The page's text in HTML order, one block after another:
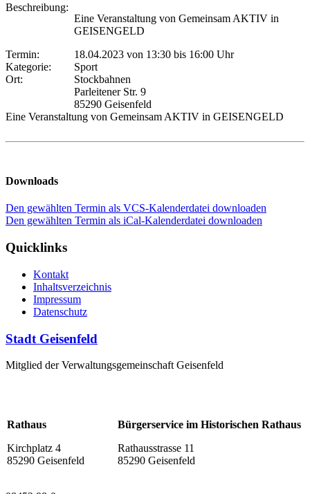
Beschreibung:
Eine Veranstaltung von Gemeinsam AKTIV in
GEISENGELD
Termin:
18.04.2023 von 13:30 bis 16:00 Uhr
Kategorie:
Sport
Ort:
Stockbahnen
Parleitener Str. 9
85290 Geisenfeld
Eine Veranstaltung von Gemeinsam AKTIV in GEISENGELD
Downloads
Den gewählten Termin als VCS-Kalenderdatei downloaden
Den gewählten Termin als iCal-Kalenderdatei downloaden
Quicklinks
Kontakt
Inhaltsverzeichnis
Impressum
Datenschutz
Stadt Geisenfeld
Mitglied der Verwaltungsgemeinschaft Geisenfeld
Rathaus
Kirchplatz 4
85290 Geisenfeld
Bürgerservice im Historischen Rathaus
Rathausstrasse 11
85290 Geisenfeld